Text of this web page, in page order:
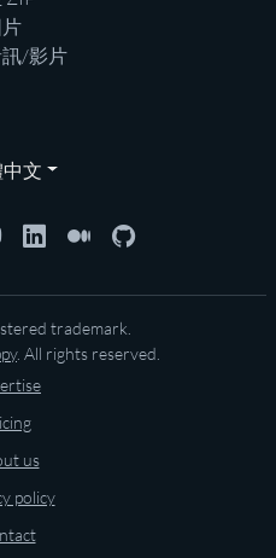
/影片
文
trademark.
. All rights reserved.
us
policy